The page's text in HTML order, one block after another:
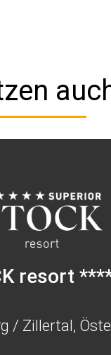
resort
/ Zillertal,